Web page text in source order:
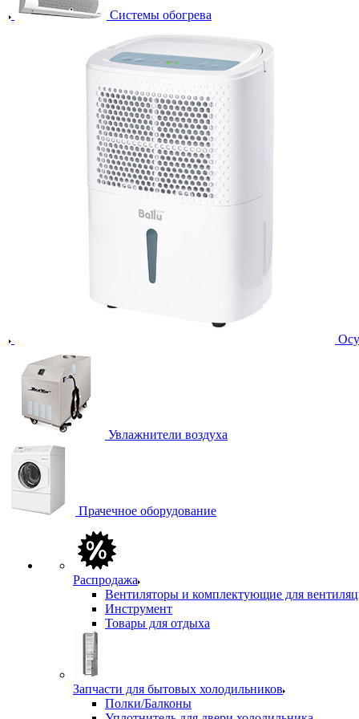
Системы обогрева
Увлажнители воздуха
Прачечное оборудование
Распродажа
Вентиляторы и комплектующие для
Инструмент
Товары для отдыха
Запчасти для бытовых холодильников
Полки/Балконы